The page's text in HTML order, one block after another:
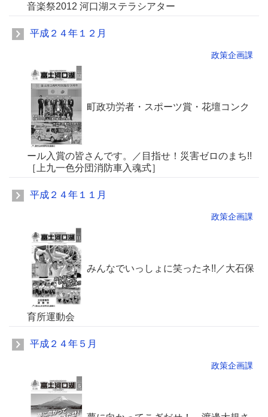
音楽祭2012 河口湖ステラシアター
平成２４年１２月
政策企画課
町政功労者・スポーツ賞・花壇コンク
ール入賞の皆さんです。／目指せ！災害ゼロのまち!!
［上九一色分団消防車入魂式］
平成２４年１１月
政策企画課
みんなでいっしょに笑ったネ!!／大石保
育所運動会
平成２４年５月
政策企画課